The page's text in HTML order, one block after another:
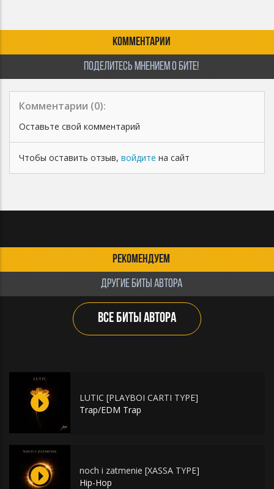
КОММЕНТАРИИ
ПОДЕЛИТЕСЬ МНЕНИЕМ О БИТЕ!
Комментарии (0):
Оставьте свой комментарий
Чтобы оставить отзыв, войдите на сайт
РЕКОМЕНДУЕМ
ДРУГИЕ БИТЫ АВТОРА
ВСЕ БИТЫ АВТОРА
LUTIC [PLAYBOI CARTI TYPE]
Trap/EDM Trap
noch i zatmenie [XASSA TYPE]
Hip-Hop